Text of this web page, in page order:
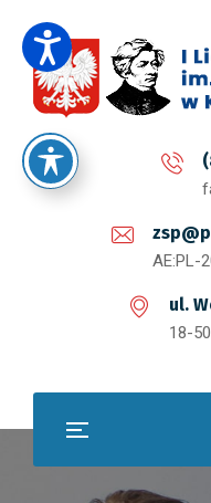
AE:PL-
ul.
18-